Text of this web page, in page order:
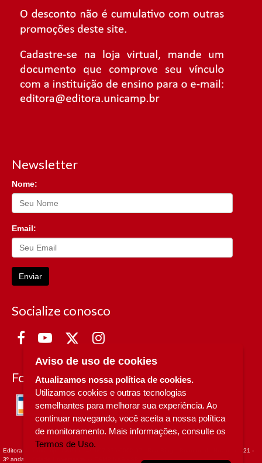
Newsletter
Nome:
Email:
Enviar
Socialize conosco
Formas de Pagamento
Editora da Unicamp - CNPJ n° 49.607.336/0002-97 - Rua Sérgio Buarque de Holanda, 421 -
3º andar - Cidade Universitária - - CAMPINAS - SP
Aviso de uso de cookies
Atualizamos nossa política de cookies.
Utilizamos cookies e outras tecnologias
semelhantes para melhorar sua experiência. Ao
continuar navegando, você aceita a nossa política
de monitoramento. Mais informações, consulte os
Termos de Uso.